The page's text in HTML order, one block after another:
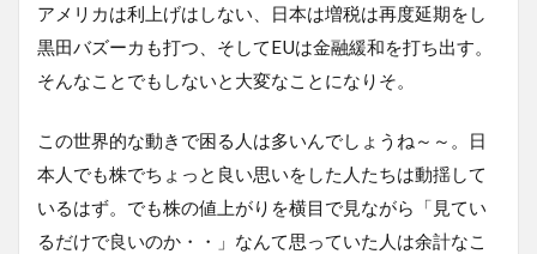
アメリカは利上げはしない、日本は増税は再度延期をし
黒田バズーカも打つ、そしてEUは金融緩和を打ち出す。
そんなことでもしないと大変なことになりそ。
この世界的な動きで困る人は多いんでしょうね～～。日
本人でも株でちょっと良い思いをした人たちは動揺して
いるはず。でも株の値上がりを横目で見ながら「見てい
るだけで良いのか・・」なんて思っていた人は余計なこ